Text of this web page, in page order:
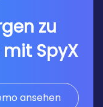
zu
SpyX
ansehen